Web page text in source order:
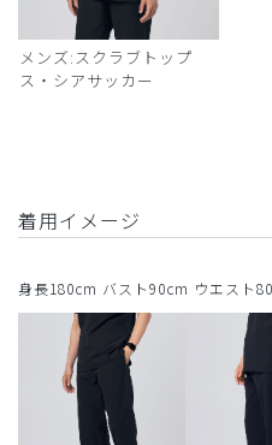
メンズ:スクラブトップ
ス・シアサッカー
着用イメージ
身長180cm バスト90cm ウエスト